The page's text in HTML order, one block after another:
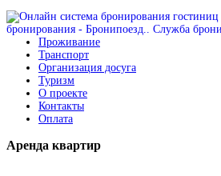
Проживание
Транспорт
Организация досуга
Туризм
О проекте
Контакты
Оплата
Аренда квартир